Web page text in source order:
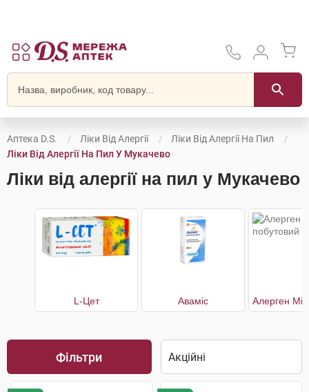
Аптека D.S. Ліки Від Алергії
Ліки Від Алергії На Пил
Ліки Від Алергії На Пил У Мукачево
Ліки від алергії на пил у Мукачево
L-Цет Аваміс
Фільтри